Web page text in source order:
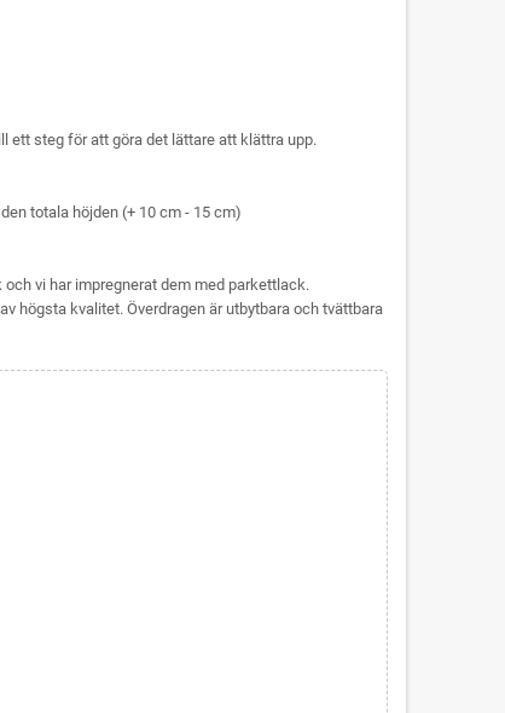
ett steg för att göra det lättare att klättra upp.
totala höjden (+ 10 cm - 15 cm)
vi har impregnerat dem med parkettlack.
högsta kvalitet. Överdragen är utbytbara och tvättbara